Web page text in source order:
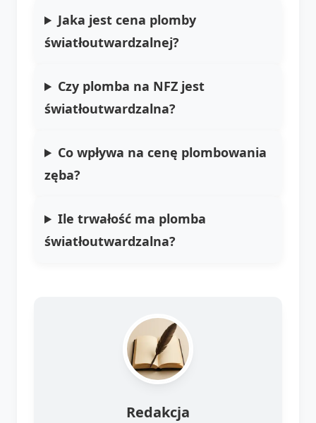
Jaka jest cena plomby
światłoutwardzalnej?
Czy plomba na NFZ jest
światłoutwardzalna?
Co wpływa na cenę plombowania
zęba?
Ile trwałość ma plomba
światłoutwardzalna?
Redakcja